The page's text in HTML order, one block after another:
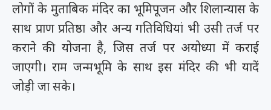
लोगों के मुताबिक मंदिर का भूमिपूजन और शिलान्यास के
साथ प्राण प्रतिष्ठा और अन्य गतिविधियां भी उसी तर्ज पर
कराने की योजना है, जिस तर्ज पर अयोध्या में कराई
जाएगी। राम जन्मभूमि के साथ इस मंदिर की भी यादें
जोड़ी जा सके।